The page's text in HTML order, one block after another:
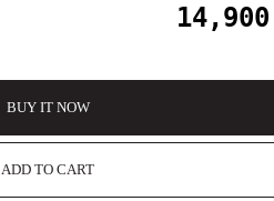
14,900
BUY IT NOW
ADD TO CART